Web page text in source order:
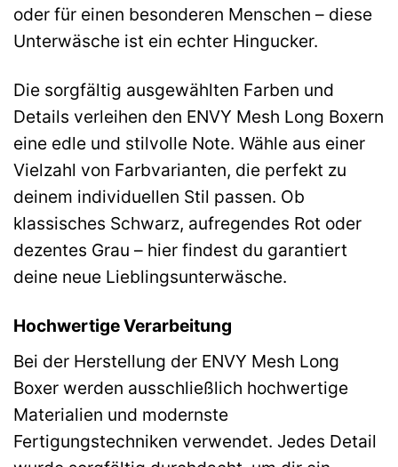
oder für einen besonderen Menschen – diese
Unterwäsche ist ein echter Hingucker.
Die sorgfältig ausgewählten Farben und
Details verleihen den ENVY Mesh Long Boxern
eine edle und stilvolle Note. Wähle aus einer
Vielzahl von Farbvarianten, die perfekt zu
deinem individuellen Stil passen. Ob
klassisches Schwarz, aufregendes Rot oder
dezentes Grau – hier findest du garantiert
deine neue Lieblingsunterwäsche.
Hochwertige Verarbeitung
Bei der Herstellung der ENVY Mesh Long
Boxer werden ausschließlich hochwertige
Materialien und modernste
Fertigungstechniken verwendet. Jedes Detail